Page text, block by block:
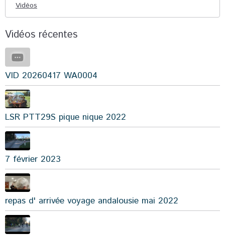
Vidéos
Vidéos récentes
VID 20260417 WA0004
LSR PTT29S pique nique 2022
7 février 2023
repas d' arrivée voyage andalousie mai 2022